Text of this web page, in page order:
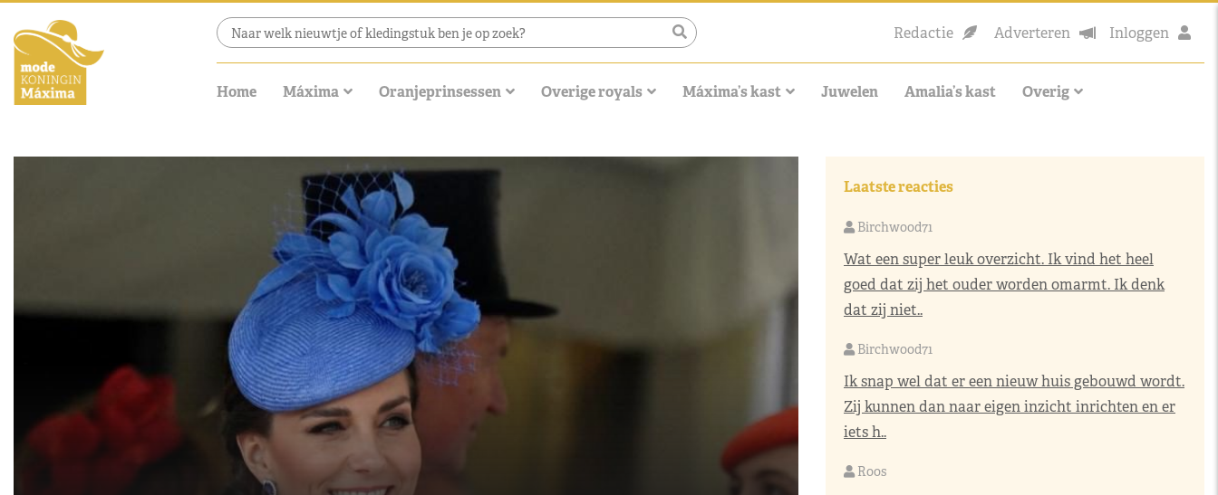
Redactie Adverteren Inloggen
Home Máxima Oranjeprinsessen Overige royals Máxima’s kast Juwelen Amalia’s kast Overig
Laatste reacties
Birchwood71
Wat een super leuk overzicht. Ik vind het heel
goed dat zij het ouder worden omarmt. Ik denk
dat zij niet..
Birchwood71
Ik snap wel dat er een nieuw huis gebouwd wordt.
Zij kunnen dan naar eigen inzicht inrichten en er
iets h..
Roos